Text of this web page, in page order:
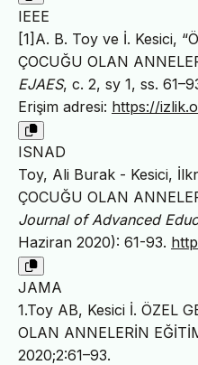
IEEE
[1]A. B. Toy ve İ. Kesici,
ÇOCUĞU OLAN
EJAES, c. 2, sy 1, ss.
Erişim adresi: https://
ISNAD
Toy, Ali Burak - Kesici,
ÇOCUĞU OLAN
Journal of Advanced
Haziran 2020): 61-93.
JAMA
1.Toy AB, Kesici İ. ÖZEL
OLAN ANNELERİN
2020;2:61–93.